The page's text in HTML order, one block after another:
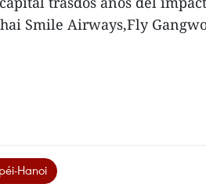
Smile Airways,Fly
Hanoi